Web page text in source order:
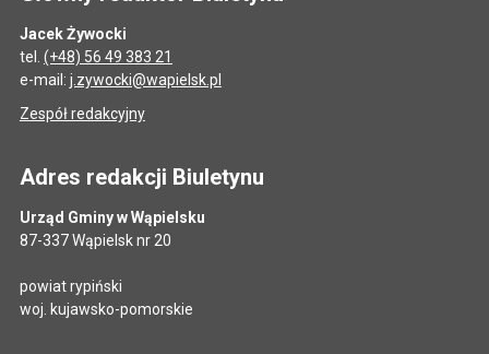
Jacek Żywocki
tel. (+48) 56 49 383 21
e-mail: j.zywocki@wapielsk.pl
Zespół redakcyjny
Adres redakcji Biuletynu
Urząd Gminy w Wąpielsku
87-337 Wąpielsk nr 20
powiat rypiński
woj. kujawsko-pomorskie